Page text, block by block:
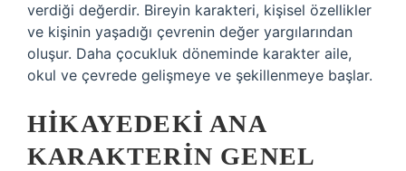
verdiği değerdir. Bireyin karakteri, kişisel özellikler
ve kişinin yaşadığı çevrenin değer yargılarından
oluşur. Daha çocukluk döneminde karakter aile,
okul ve çevrede gelişmeye ve şekillenmeye başlar.
HIKAYEDEKI ANA
KARAKTERIN GENEL